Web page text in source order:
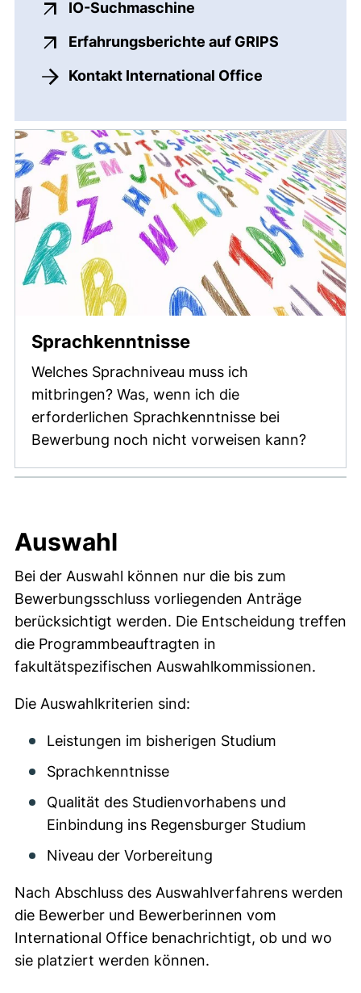
IO-Suchmaschine
Erfahrungsberichte auf GRIPS
Kontakt International Office
Sprachkenntnisse
Welches Sprachniveau muss ich
mitbringen? Was, wenn ich die
erforderlichen Sprachkenntnisse bei
Bewerbung noch nicht vorweisen kann?
Auswahl
Bei der Auswahl können nur die bis zum
Bewerbungsschluss vorliegenden Anträge
berücksichtigt werden. Die Entscheidung treffen
die Programmbeauftragten in
fakultätspezifischen Auswahlkommissionen.
Die Auswahlkriterien sind:
Leistungen im bisherigen Studium
Sprachkenntnisse
Qualität des Studienvorhabens und
Einbindung ins Regensburger Studium
Niveau der Vorbereitung
Nach Abschluss des Auswahlverfahrens werden
die Bewerber und Bewerberinnen vom
International Office benachrichtigt, ob und wo
sie platziert werden können.